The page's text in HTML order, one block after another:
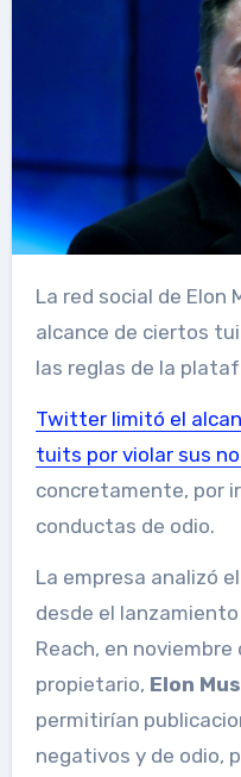
La red social de Elon Musk comenzó a limitar el
alcance de ciertos
las reglas de la
Twitter limitó el alcance de más de 700.000
tuits por violar sus
concretamente, por
conductas de odio.
La empresa analizó
desde el
Reach, en
propietario, Elon
permitirían
negativos y de odio,